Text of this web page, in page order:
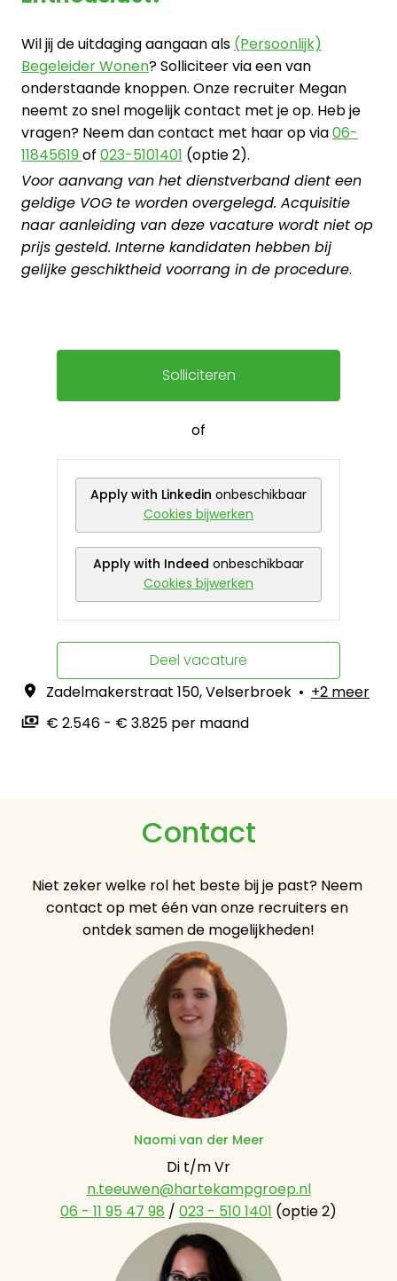
Wil jij de uitdaging aangaan als (Persoonlijk)
Begeleider Wonen? Solliciteer via een van
onderstaande knoppen. Onze recruiter Megan
neemt zo snel mogelijk contact met je op. Heb je
vragen? Neem dan contact met haar op via06-
11845619of 023-5101401 (optie 2).
Voor aanvang van het dienstverband dient een
geldige VOG te worden overgelegd. Acquisitie
naar aanleiding van deze vacature wordt niet op
prijs gesteld. Interne kandidaten hebben bij
gelijke geschiktheid voorrang in de procedure.
Solliciteren
of
Apply with Linkedin onbeschikbaar
Cookies bijwerken
Apply with Indeed onbeschikbaar
Cookies bijwerken
Deel vacature
Zadelmakerstraat 150,Velserbroek • +2 meer
€ 2.546 - € 3.825 per maand
Contact
Niet zeker welke rol het beste bij je past? Neem
contact op met één van onze recruiters en
ontdek samen de mogelijkheden!
Naomi van der Meer
n.teeuwen@hartekampgroep.nl
06 - 11 95 47 98 / 023 - 510 1401 (optie 2)